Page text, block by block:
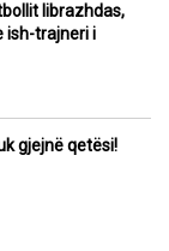
librazhdas,
ish-trajneri i
gjejnë qetësi!